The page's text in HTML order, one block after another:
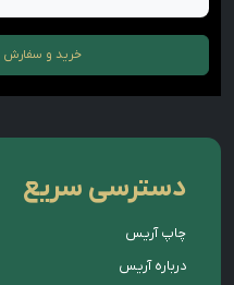
خرید و سفارش
دسترسی سریع
چاپ آریس
درباره آریس